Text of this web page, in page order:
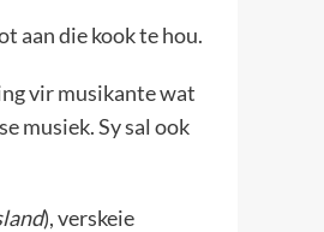
aan die kook te hou.
vir musikante wat
musiek. Sy sal ook
), verskeie